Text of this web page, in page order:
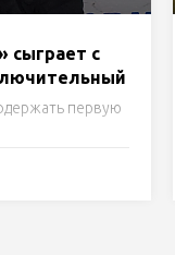
сыграет с
первую